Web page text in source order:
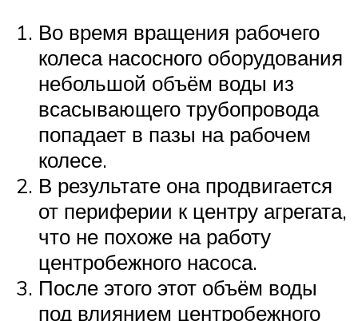
Во время вращения рабочего
колеса насосного оборудования
небольшой объём воды из
всасывающего трубопровода
попадает в пазы на рабочем
колесе.
В результате она продвигается
от периферии к центру агрегата,
что не похоже на работу
центробежного насоса.
После этого этот объём воды
под влиянием центробежного